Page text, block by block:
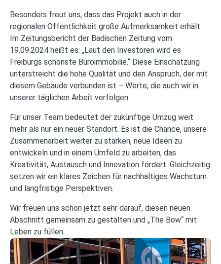
Besonders freut uns, dass das Projekt auch in der
regionalen Öffentlichkeit große Aufmerksamkeit erhält.
Im Zeitungsbericht der Badischen Zeitung vom
19.09.2024 heißt es: „Laut den Investoren wird es
Freiburgs schönste Büroimmobilie.“ Diese Einschätzung
unterstreicht die hohe Qualität und den Anspruch, der mit
diesem Gebäude verbunden ist – Werte, die auch wir in
unserer täglichen Arbeit verfolgen.
Für unser Team bedeutet der zukünftige Umzug weit
mehr als nur ein neuer Standort. Es ist die Chance, unsere
Zusammenarbeit weiter zu stärken, neue Ideen zu
entwickeln und in einem Umfeld zu arbeiten, das
Kreativität, Austausch und Innovation fördert. Gleichzeitig
setzen wir ein klares Zeichen für nachhaltiges Wachstum
und langfristige Perspektiven.
Wir freuen uns schon jetzt sehr darauf, diesen neuen
Abschnitt gemeinsam zu gestalten und „The Bow“ mit
Leben zu füllen.